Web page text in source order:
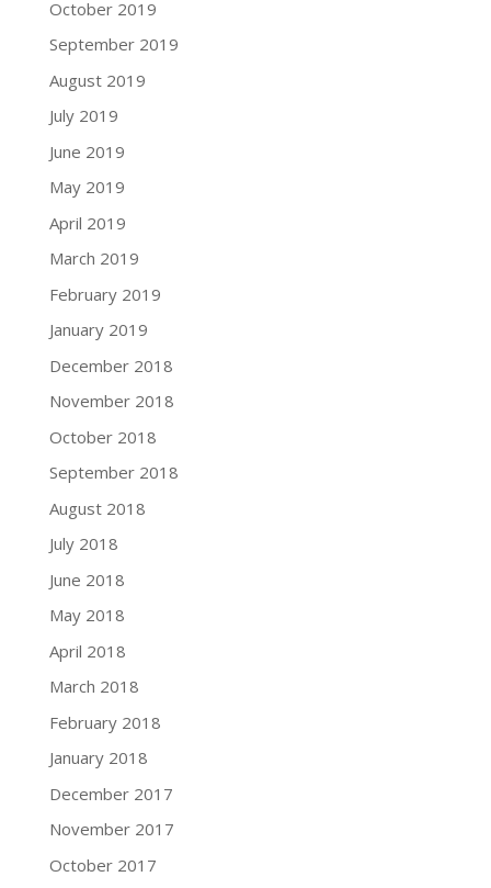
October 2019
September 2019
August 2019
July 2019
June 2019
May 2019
April 2019
March 2019
February 2019
January 2019
December 2018
November 2018
October 2018
September 2018
August 2018
July 2018
June 2018
May 2018
April 2018
March 2018
February 2018
January 2018
December 2017
November 2017
October 2017